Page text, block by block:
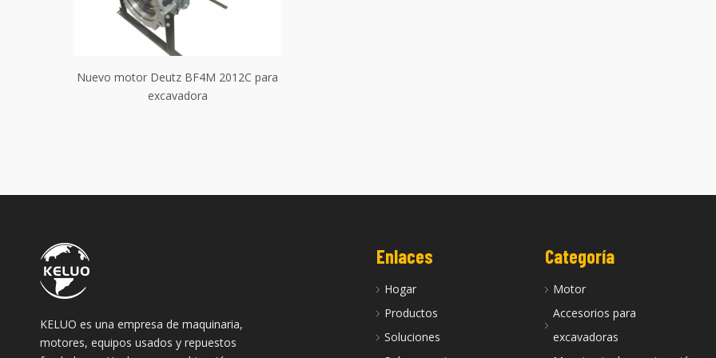
Nuevo motor Deutz BF4M 2012C para
excavadora
KELUO es una empresa de maquinaria,
motores, equipos usados ​​y repuestos
Enlaces
Hogar
Productos
Soluciones
Categoría
Motor
Accesorios para
excavadoras